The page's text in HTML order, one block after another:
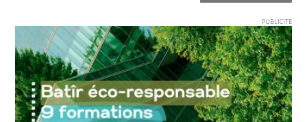
PUBLICITE